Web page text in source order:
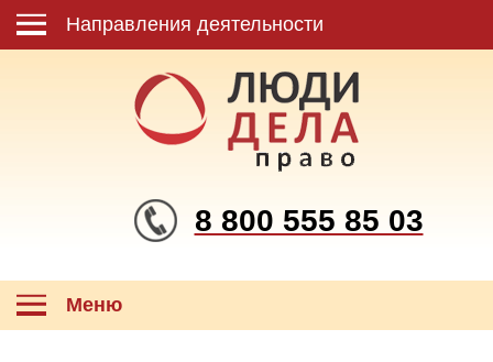
Направления деятельности
8 800 555 85 03
Меню